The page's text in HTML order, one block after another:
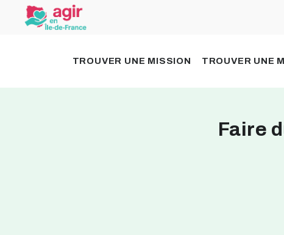
TROUVER UNE MISSION TROUVER UNE
Faire